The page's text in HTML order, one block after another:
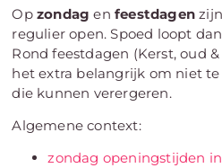
Opzondag enfeestdagen
regulier open. Spoed loopt
Rond feestdagen (Kerst, oud
het extra belangrijk om niet
die kunnen verergeren.
Algemene context:
zondag openingstijden